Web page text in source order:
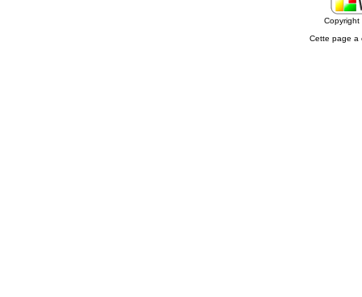
Cette page a